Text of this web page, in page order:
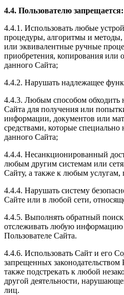
4.4. Пользователю запрещается:
4.4.1. Использовать любые
процедуры, алгоритмы и методы,
или эквивалентные ручные
приобретения, копирования или
данного Сайта;
4.4.2. Нарушать надлежащее
4.4.3. Любым способом обходить
Сайта для получения или
информации, документов или
средствами, которые специально
данного Сайта;
4.4.4. Несанкционированный
любым другим системам или
Сайту, а также к любым услугам,
4.4.4. Нарушать систему
Сайте или в любой сети,
4.4.5. Выполнять обратный
отслеживать любую
Пользователе Сайта.
4.4.6. Использовать Сайт и его
запрещенных
также подстрекать к любой
другой деятельности,
лиц.